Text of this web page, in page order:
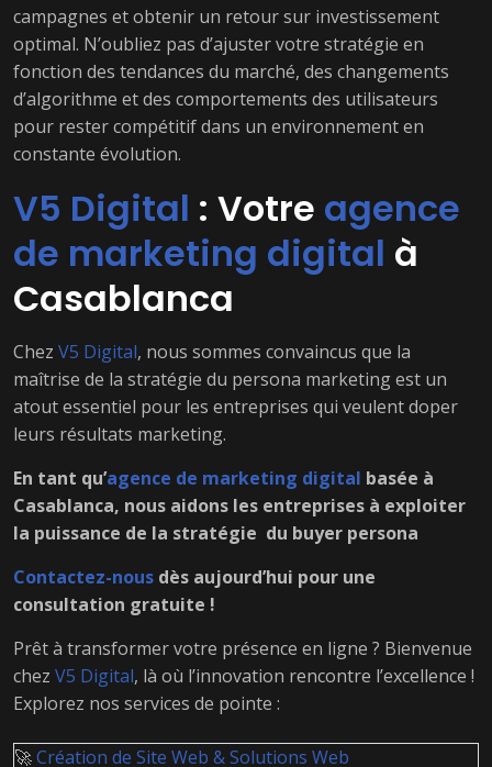
campagnes et obtenir un retour sur investissement
optimal. N’oubliez pas d’ajuster votre stratégie en
fonction des tendances du marché, des changements
d’algorithme et des comportements des utilisateurs
pour rester compétitif dans un environnement en
constante évolution.
V5 Digital : Votre agence
de marketing digital à
Casablanca
Chez V5 Digital, nous sommes convaincus que la
maîtrise de la stratégie du persona marketing est un
atout essentiel pour les entreprises qui veulent doper
leurs résultats marketing.
En tant qu’agence de marketing digital basée à
Casablanca, nous aidons les entreprises à exploiter
la puissance de la stratégie du buyer persona
Contactez-nous dès aujourd’hui pour une
consultation gratuite !
Prêt à transformer votre présence en ligne ? Bienvenue
chez V5 Digital, là où l’innovation rencontre l’excellence !
Explorez nos services de pointe :
🚀Création de Site Web & Solutions Web